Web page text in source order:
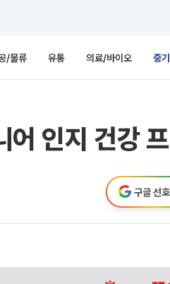
/물류 유통 의료/바이오 중
어 인지 건강
구글 선